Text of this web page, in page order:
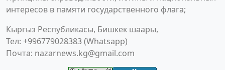
интересов в памяти государственного флага;
Кыргыз Республикасы, Бишкек шаары,
Тел: +996779028383 (Whatsapp)
Почта: nazarnews.kg@gmail.com